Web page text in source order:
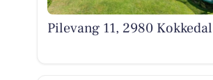
Pilevang 11, 2980 Kokkedal